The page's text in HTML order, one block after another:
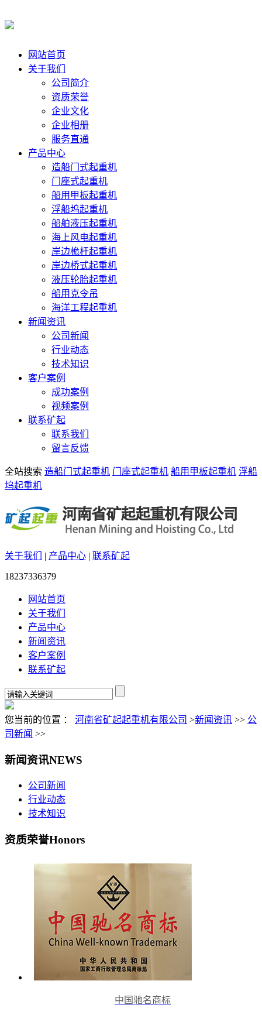
网站首页
关于我们
公司简介
资质荣誉
企业文化
企业相册
服务直通
产品中心
造船门式起重机
门座式起重机
船用甲板起重机
浮船坞起重机
船舶液压起重机
海上风电起重机
岸边桅杆起重机
岸边桥式起重机
液压轮胎起重机
船用克令吊
海洋工程起重机
新闻资讯
公司新闻
行业动态
技术知识
客户案例
成功案例
视频案例
联系矿起
联系我们
留言反馈
全站搜索 造船门式起重机 门座式起重机 船用甲板起重机 浮船
坞起重机
关于我们 | 产品中心 | 联系矿起
18237336379
网站首页
关于我们
产品中心
新闻资讯
客户案例
联系矿起
您当前的位置 ： 河南省矿起起重机有限公司 >新闻资讯 >> 公
司新闻 >>
新闻资讯NEWS
公司新闻
行业动态
技术知识
资质荣誉Honors
中国驰名商标